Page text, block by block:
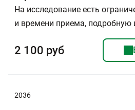
На исследование есть
и времени приема,
2 100 руб
2036